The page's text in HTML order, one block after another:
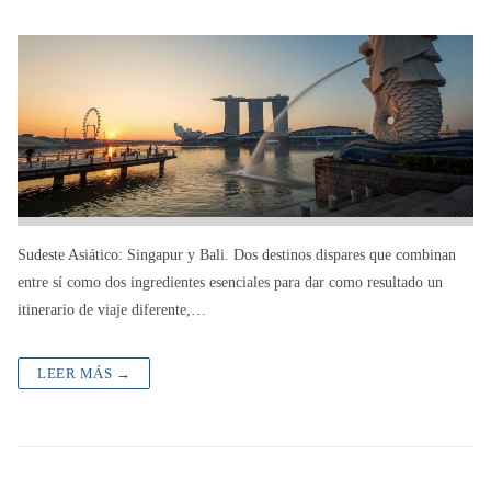
Sudeste Asiático: Singapur y Bali. Dos destinos dispares que combinan
entre sí como dos ingredientes esenciales para dar como resultado un
itinerario de viaje diferente,…
LEER MÁS →